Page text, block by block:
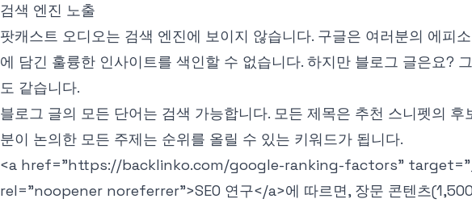
검색 엔진 노출
팟캐스트 오디오는 검색 엔진에 보이지 않습니다. 구글은 여러분의 에피
에 담긴 훌륭한 인사이트를 색인할 수 없습니다. 하지만 블로그 글은요?
도 같습니다.
블로그 글의 모든 단어는 검색 가능합니다. 모든 제목은 추천 스니펫의 후
분이 논의한 모든 주제는 순위를 올릴 수 있는 키워드가 됩니다.
<a href="https://backlinko.com/google-ranking-factors"
rel="noopener noreferrer">SEO 연구</a>에 따르면, 장문 콘텐츠